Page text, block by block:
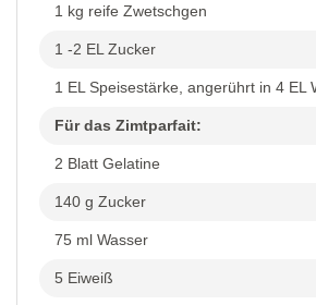
1 kg reife Zwetschgen
1 -2 EL Zucker
1 EL Speisestärke, angerührt in 4 EL
Für das Zimtparfait:
2 Blatt Gelatine
140 g Zucker
75 ml Wasser
5 Eiweiß